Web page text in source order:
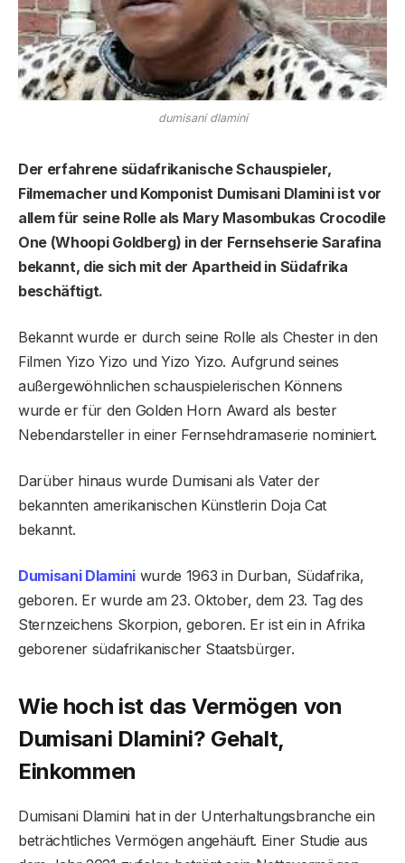
dumisani dlamini
Der erfahrene südafrikanische Schauspieler,
Filmemacher und Komponist Dumisani Dlamini ist vor
allem für seine Rolle als Mary Masombukas Crocodile
One (Whoopi Goldberg) in der Fernsehserie Sarafina
bekannt, die sich mit der Apartheid in Südafrika
beschäftigt.
Bekannt wurde er durch seine Rolle als Chester in den
Filmen Yizo Yizo und Yizo Yizo. Aufgrund seines
außergewöhnlichen schauspielerischen Könnens
wurde er für den Golden Horn Award als bester
Nebendarsteller in einer Fernsehdramaserie nominiert.
Darüber hinaus wurde Dumisani als Vater der
bekannten amerikanischen Künstlerin Doja Cat
bekannt.
Dumisani Dlaminiwurde 1963 in Durban, Südafrika,
geboren. Er wurde am 23. Oktober, dem 23. Tag des
Sternzeichens Skorpion, geboren. Er ist ein in Afrika
geborener südafrikanischer Staatsbürger.
Wie hoch ist das Vermögen von
Dumisani Dlamini? Gehalt,
Einkommen
Dumisani Dlamini hat in der Unterhaltungsbranche ein
beträchtliches Vermögen angehäuft. Einer Studie aus